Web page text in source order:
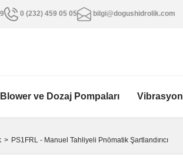
0 (232) 459 05 05 bilgi@dogushidrolik.com
Blower ve Dozaj Pompaları Vibrasyon
PS1FRL - Manuel Tahliyeli Pnömatik Şartlandırıcı